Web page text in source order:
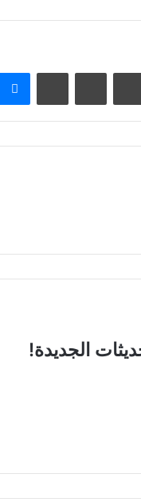
Odnoklassniki
‫Pocket سكايب
الجديدة!